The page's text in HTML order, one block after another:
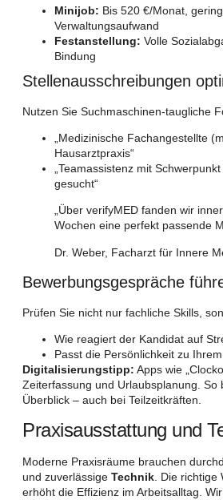
Minijob: Bis 520 €/Monat,
Verwaltungsaufwand
Festanstellung: Volle
Bindung
Stellenausschreibungen
Nutzen Sie Suchmaschinen-taugliche
„Medizinische Fachangestellte
Hausarztpraxis“
„Teamassistenz mit
gesucht“
„Über verifyMED fanden wir
Wochen eine perfekt passende
Dr. Weber, Facharzt für Innere
Bewerbungsgespräche
Prüfen Sie nicht nur fachliche Skills,
Wie reagiert der Kandidat auf
Passt die Persönlichkeit zu
Digitalisierungstipp: Apps wie
Zeiterfassung und Urlaubsplanung. So
Überblick – auch bei Teilzeitkräften.
Praxisausstattung und
Moderne Praxisräume brauchen
und zuverlässige Technik. Die richtige
erhöht die Effizienz im Arbeitsalltag.